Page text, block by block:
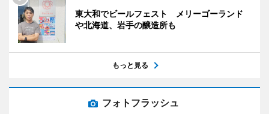
東大和でビールフェスト メリーゴーランド
や北海道、岩手の醸造所も
もっと見る
フォトフラッシュ